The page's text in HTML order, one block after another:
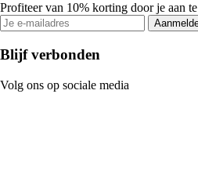
Profiteer van 10% korting door je aan
Blijf verbonden
Volg ons op sociale media